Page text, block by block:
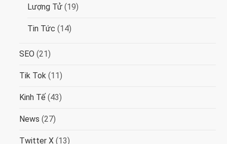
Lượng Tử (19)
Tin Tức (14)
SEO (21)
Tik Tok (11)
Kinh Tế (43)
News (27)
Twitter X (13)